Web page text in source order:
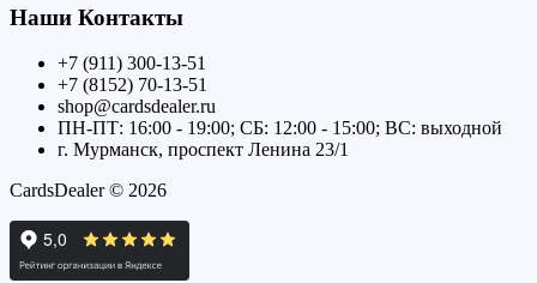
Наши Контакты
+7 (911) 300-13-51
+7 (8152) 70-13-51
shop@cardsdealer.ru
ПН-ПТ: 16:00 - 19:00; СБ: 12:00 - 15:00; ВС: выходной
г. Мурманск, проспект Ленина 23/1
CardsDealer © 2026